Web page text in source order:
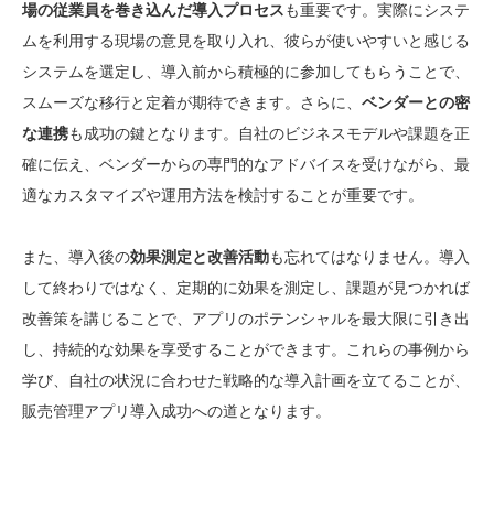
場の従業員を巻き込んだ導入プロセスも重要です。実際にシステ
ムを利用する現場の意見を取り入れ、彼らが使いやすいと感じる
システムを選定し、導入前から積極的に参加してもらうことで、
スムーズな移行と定着が期待できます。さらに、 ベンダーとの密
な連携も成功の鍵となります。自社のビジネスモデルや課題を正
確に伝え、ベンダーからの専門的なアドバイスを受けながら、最
適なカスタマイズや運用方法を検討することが重要です。
また、導入後の効果測定と改善活動も忘れてはなりません。導入
して終わりではなく、定期的に効果を測定し、課題が見つかれば
改善策を講じることで、アプリのポテンシャルを最大限に引き出
し、持続的な効果を享受することができます。これらの事例から
学び、自社の状況に合わせた戦略的な導入計画を立てることが、
販売管理アプリ導入成功への道となります。